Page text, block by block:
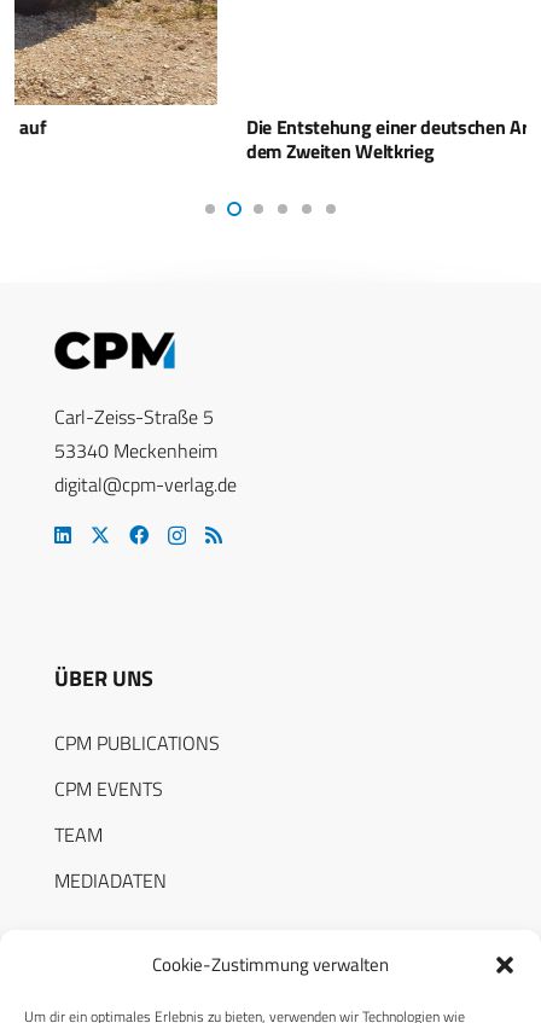
Cookie-Zustimmung verwalten
Um dir ein optimales Erlebnis zu bieten, verwenden wir Technologien wie
Die Entstehung einer deutschen Armee in der Zeit nach
Carl-Zeiss-Straße 5
53340 Meckenheim
digital@cpm-verlag.de
ÜBER UNS
CPM PUBLICATIONS
CPM EVENTS
TEAM
MEDIADATEN